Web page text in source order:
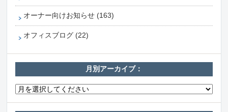
オーナー向けお知らせ (163)
オフィスブログ (22)
月別アーカイブ：